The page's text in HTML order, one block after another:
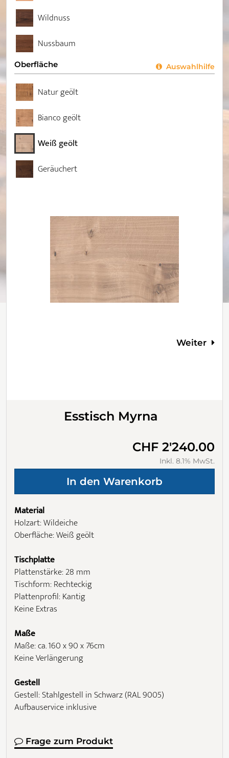
Wildnuss
Nussbaum
Oberfläche Auswahlhilfe
Natur geölt
Bianco geölt
Weiß geölt
Geräuchert
Weiter
Esstisch Myrna
CHF 2'240.00
Inkl. 8.1% MwSt.
Material
Holzart: Wildeiche
Oberfläche: Weiß geölt
Tischplatte
Plattenstärke: 28 mm
Tischform: Rechteckig
Plattenprofil: Kantig
Keine Extras
Maße
Maße: ca. 160 x 90 x 76cm
Keine Verlängerung
Gestell
Gestell: Stahlgestell in Schwarz (RAL 9005)
Aufbauservice inklusive
Frage zum Produkt